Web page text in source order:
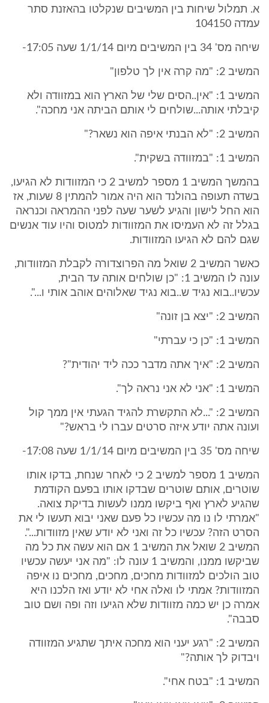
א. תמלול שיחות בין המשיבים שנקלטו בהאזנת סתר
עמדה 104150
שיחה מס' 34 בין המשיבים מיום 1/1/14 שעה 17:05-
המשיב 2: "מה קרה אין לך טלפון"
המשיב 1: "אין..הסים שלי של הארץ הוא במזוודה ולא
קיבלתי אותה...שולחים לי אותם הביתה אני מחכה".
המשיב 2: "לא הבנתי איפה הוא נשאר?"
המשיב 1: "במזוודה בשקית".
בהמשך המשיב 1 מספר למשיב 2 כי המזוודות לא הגיעו,
בשדה תעופה בהולנד הוא היה אמור להמתין 8 שעות, אז
הוא החל לישון והגיע לשער שעה לפני ההמראה וכנראה
בגלל זה לא העמיסו את המזוודות למטוס והיו עוד אנשים
שגם להם לא הגיעו המזוודות.
כאשר המשיב 2 שואל מה הפרוצדורה לקבלת המזוודות,
עונה לו המשיב 1: "כן שולחים אותה עד הבית,
עכשיו..בוא נגיד ש..בוא נגיד שאלוהים אוהב אותי ו...".
המשיב 2: "יצא בן זונה"
המשיב 1: "כן כי עברתי"
המשיב 2: "איך אתה מדבר ככה ליד יהודית"?
המשיב 1: "אני לא אני נראה לך".
המשיב 2: "...לא התקשרת להגיד הגעתי אין ממך קול
ועונה אתה יודע איזה סרטים עברו לי בראש?"
שיחה מס' 35 בין המשיבים מיום 1/1/14 שעה 17:08-
המשיב 1 מספר למשיב 2 כי לאחר שנחת, בדקו אותו
שוטרים, אותם שוטרים שבדקו אותו בפעם הקודמת
שהגיע לארץ ואף ביקשו ממנו לעשות בדיקת צואה.
"אמרתי לו נו מה עכשיו כל פעם שאני יבוא תעשו לי את
הסרט הזה? עכשיו כל זה ואני לא יודע שאין מזוודות...".
המשיב 2 שואל את המשיב 1 אם הוא עשה את כל מה
שביקשו ממנו, והמשיב 1 עונה לו: "מה אני יעשה עכשיו
טוב הולכים למזוודות מחכים, מחכים, מחכים נו איפה
המזוודות? אמתי לו ואלה אחי לא יודע ואז הלכנו היא
אמרה כן יש כמה מזוודות שלא הגיעו וזה ופה ושם טוב
סבבה".
המשיב 2: "רגע יעני הוא מחכה איתך שתגיע המזוודה
ויבדוק לך אותה?"
המשיב 1: "בטח אחי".